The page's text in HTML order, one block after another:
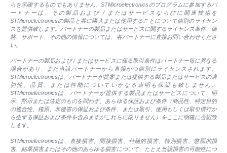
らを示唆するものでもありません。STMicroelectronicsのプログラムに参加するパ
ートナーは、その製品および / またはサービスならびに関連技術を
STMicroelectronicsの製品と共に購入または使用することについて個別のライセン
スを提供致します。パートナーの製品またはサービスに関するライセンス条件、価
格、サポート、その他の情報については、各パートナーに直接お問い合わせくださ
い。
パートナーの製品および / またはサービスに係る取引条件はパートナー毎に異なる
場合があり、また当該パートナーから直接かつ個別にライセンスされます。
STMicroelectronicsは、パートナーが提案または提供する製品またはサービスの適
切性、品質、または性能についていかなる表明も保証も致しません。
STMicroelectronicsは、パートナーが提供する製品またはサービスについて、明
示、黙示または法定のものを問わず、あらゆる保証および条件（商品性、特定目的
の適合性、権原、非侵害の保証および条件、または取引、使用もしくは取引慣行か
ら生ずる保証および条件を含みますがこれらに限りません）をここに明確に否認致
します。
STMicroelectronicsは、直接損害、間接損害、付随的損害、特別損害、懲罰的損
害、結果損害またはその他のあらゆる損害について、たとえ当該損害の可能性につ